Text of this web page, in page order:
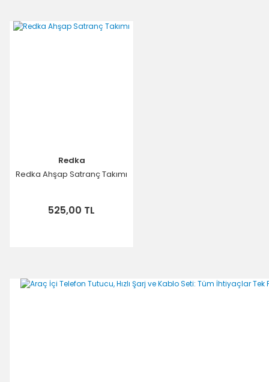
Redka
Redka Ahşap Satranç Takımı
525,00 TL